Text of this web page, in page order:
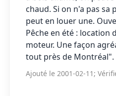
chaud. Si on n'a pas sa
peut en louer une.
Pêche en été : location
moteur. Une façon
tout près de Montréal".
Ajouté le 2001-02-11;